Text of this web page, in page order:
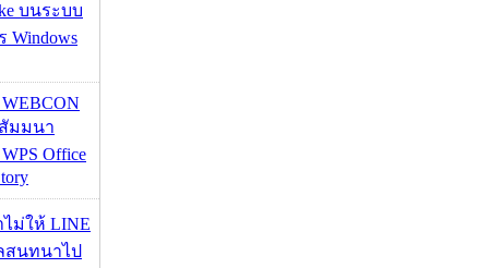
บนระบบ
Windows
WEBCON
มมนา
Office
ม่ให้ LINE
สนทนาไป